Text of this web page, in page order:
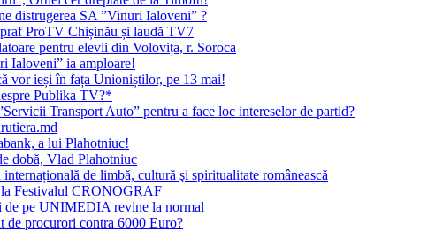
distrugerea SA ”Vinuri Ialoveni” ?
ProTV Chișinău și laudă TV7
pentru elevii din Volovița, r. Soroca
Ialoveni” ia amploare!
vor ieși în fața Unioniștilor, pe 13 mai!
Publika TV?*
Transport Auto” pentru a face loc intereselor de partid?
a lui Plahotniuc!
dobă, Vlad Plahotniuc
de limbă, cultură şi spiritualitate românească
Festivalul CRONOGRAF
de pe UNIMEDIA revine la normal
procurori contra 6000 Euro?